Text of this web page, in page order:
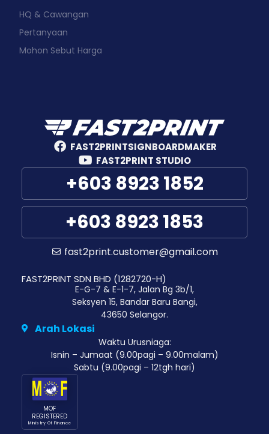
HQ & Cawangan
Pertanyaan
Mohon Sebut Harga
FAST2PRINTSIGNBOARDMAKER
FAST2PRINT STUDIO
+603 8923 1852
+603 8923 1853
fast2print.customer@gmail.com
FAST2PRINT SDN BHD (1282720-H)
E-G-7 & E-1-7, Jalan Bg 3b/1,
Seksyen 15, Bandar Baru Bangi,
43650 Selangor.
Arah Lokasi
Waktu Urusniaga:
Isnin – Jumaat (9.00pagi – 9.00malam)
Sabtu (9.00pagi – 12tgh hari)
MOF
REGISTERED
Ministry Of Finance